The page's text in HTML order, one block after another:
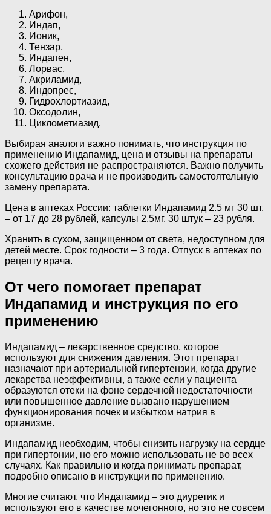
Арифон,
Индап,
Ионик,
Тензар,
Индапен,
Лорвас,
Акриламид,
Индопрес,
Гидрохлортиазид,
Оксодолин,
Циклометиазид.
Выбирая аналоги важно понимать, что инструкция по
применению Индапамид, цена и отзывы на препараты
схожего действия не распространяются. Важно получить
консультацию врача и не производить самостоятельную
замену препарата.
Цена в аптеках России: таблетки Индапамид 2.5 мг 30 шт.
– от 17 до 28 рублей, капсулы 2,5мг. 30 штук – 23 рубля.
Хранить в сухом, защищенном от света, недоступном для
детей месте. Срок годности – 3 года. Отпуск в аптеках по
рецепту врача.
От чего помогает препарат
Индапамид и инструкция по его
применению
Индапамид – лекарственное средство, которое
используют для снижения давления. Этот препарат
назначают при артериальной гипертензии, когда другие
лекарства неэффективны, а также если у пациента
образуются отеки на фоне сердечной недостаточности
или повышенное давление вызвано нарушением
функционирования почек и избытком натрия в
организме.
Индапамид необходим, чтобы снизить нагрузку на сердце
при гипертонии, но его можно использовать не во всех
случаях. Как правильно и когда принимать препарат,
подробно описано в инструкции по применению.
Многие считают, что Индапамид – это диуретик и
используют его в качестве мочегонного, но это не совсем